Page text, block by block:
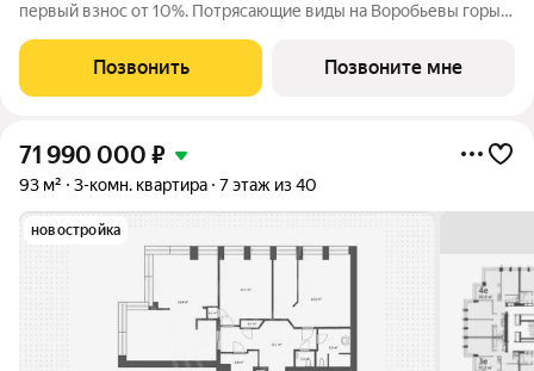
первый взнос от 10%. Потрясающие виды на Воробьевы горы,
удобная эргономичная планировка Просторная прихожая с
гостевым санузлом
Позвонить Позвоните мне
71 990 000 ₽
93 м² 3-комн. квартира 7 этаж из 40
новостройка